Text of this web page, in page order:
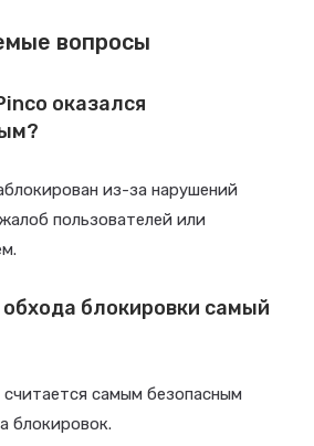
вопросы
оказался
из-за нарушений
пользователей или
блокировки самый
считается самым безопасным
блокировок.